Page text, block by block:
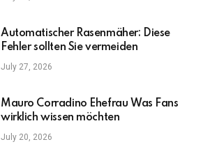
Automatischer Rasenmäher: Diese
Fehler sollten Sie vermeiden
July 27, 2026
Mauro Corradino Ehefrau Was Fans
wirklich wissen möchten
July 20, 2026